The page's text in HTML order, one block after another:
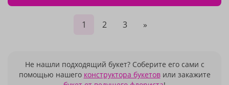
1 2 3 »
Не нашли подходящий букет? Соберите его сами с
помощью нашего конструктора букетовили закажите